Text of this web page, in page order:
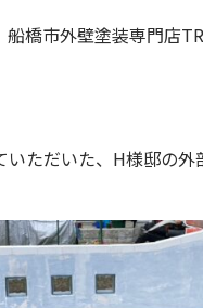
船橋市外壁塗装専門店
いただいた、H様邸の外